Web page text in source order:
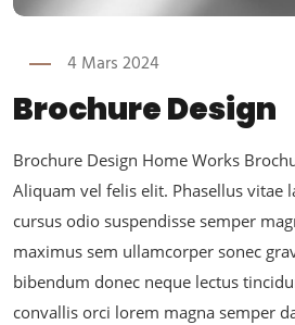
4 Mars 2024
Brochure Design
Brochure Design Home Works
Aliquam vel felis elit. Phasellus vitae
cursus odio suspendisse semper
maximus sem ullamcorper sonec
bibendum donec neque lectus
convallis orci lorem magna semper